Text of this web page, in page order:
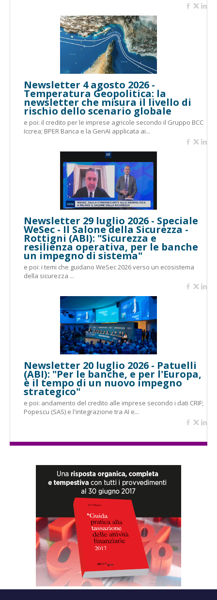
Newsletter 4 agosto 2026 -
Temperatura Geopolitica: la
newsletter che misura il livello di
rischio dello scenario globale
e poi: il credito per le imprese agricole secondo il Gruppo BCC
Iccrea; BPER Banca e la GenAI applicata ai...
Newsletter 29 luglio 2026 - Speciale
WeSec - Il Salone della Sicurezza -
Rottigni (ABI): "Sicurezza e
resilienza operativa, per le banche
un impegno di sistema"
e poi: i temi che guidano WeSec 2026 verso un ecosistema
della sicurezza ...
Newsletter 20 luglio 2026 - Patuelli
(ABI): "Per le banche, e per l'Europa,
è il tempo di un nuovo impegno
strategico"
e poi: andamento del credito alle imprese secondo i dati CRIF;
Popescu (SAS) e l'integrazione tra AI e...